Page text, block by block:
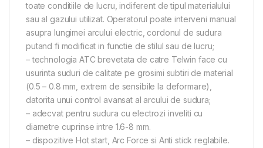
toate conditiile de lucru, indiferent de tipul materialului
sau al gazului utilizat. Operatorul poate interveni manual
asupra lungimei arcului electric, cordonul de sudura
putand fi modificat in functie de stilul sau de lucru;
– technologia ATC brevetata de catre Telwin face cu
usurinta suduri de calitate pe grosimi subtiri de material
(0.5 – 0.8 mm, extrem de sensibile la deformare),
datorita unui control avansat al arcului de sudura;
– adecvat pentru sudura cu electrozi inveliti cu
diametre cuprinse intre 1.6-8 mm.
– dispozitive Hot start, Arc Force si Anti stick reglabile.